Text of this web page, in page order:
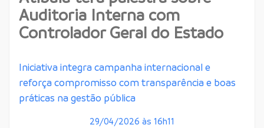
Auditoria Interna com
Controlador Geral do Estado
Iniciativa integra campanha internacional e
reforça compromisso com transparência e boas
práticas na gestão pública
29/04/2026 às 16h11